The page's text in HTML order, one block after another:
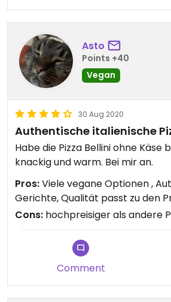
Asto
Points +40
Vegan
30 Aug 2020
Authentische italienische
Habe die Pizza Bellini ohne Käse
knackig und warm. Bei mir an.
Pros:Viele vegane Optionen ,
Gerichte, Qualität passt zu den
Cons: hochpreisiger als andere
Comment